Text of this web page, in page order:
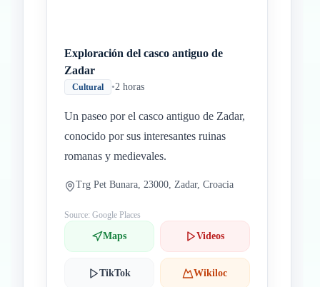
Exploración del casco antiguo de
Zadar
Cultural •2 horas
Un paseo por el casco antiguo de Zadar,
conocido por sus interesantes ruinas
romanas y medievales.
Trg Pet Bunara, 23000, Zadar, Croacia
Source: Google Places
Maps Videos
TikTok Wikiloc